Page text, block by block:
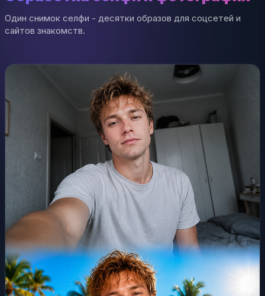
Один снимок селфи - десятки образов для соцсетей и
сайтов знакомств.